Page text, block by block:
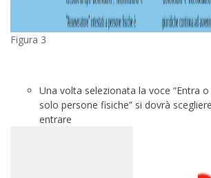
Figura 3
Una volta selezionata la voce “Entra
solo persone fisiche” si dovrà
entrare